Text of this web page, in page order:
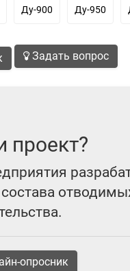
Ду-900 Ду-950
Задать вопрос
проект?
опросник